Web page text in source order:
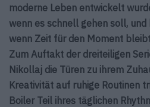
moderne Leben entwickelt
wenn es schnell gehen soll,
wenn Zeit für den Moment
Zum Auftakt der dreiteiligen
Nikollaj die Türen zu ihrem
Kreativität auf ruhige Routinen
Boiler Teil ihres täglichen